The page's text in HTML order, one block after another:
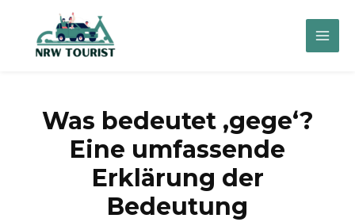
springen
Main
Was bedeutet ‚gege‘?
Eine umfassende
Erklärung der
Bedeutung